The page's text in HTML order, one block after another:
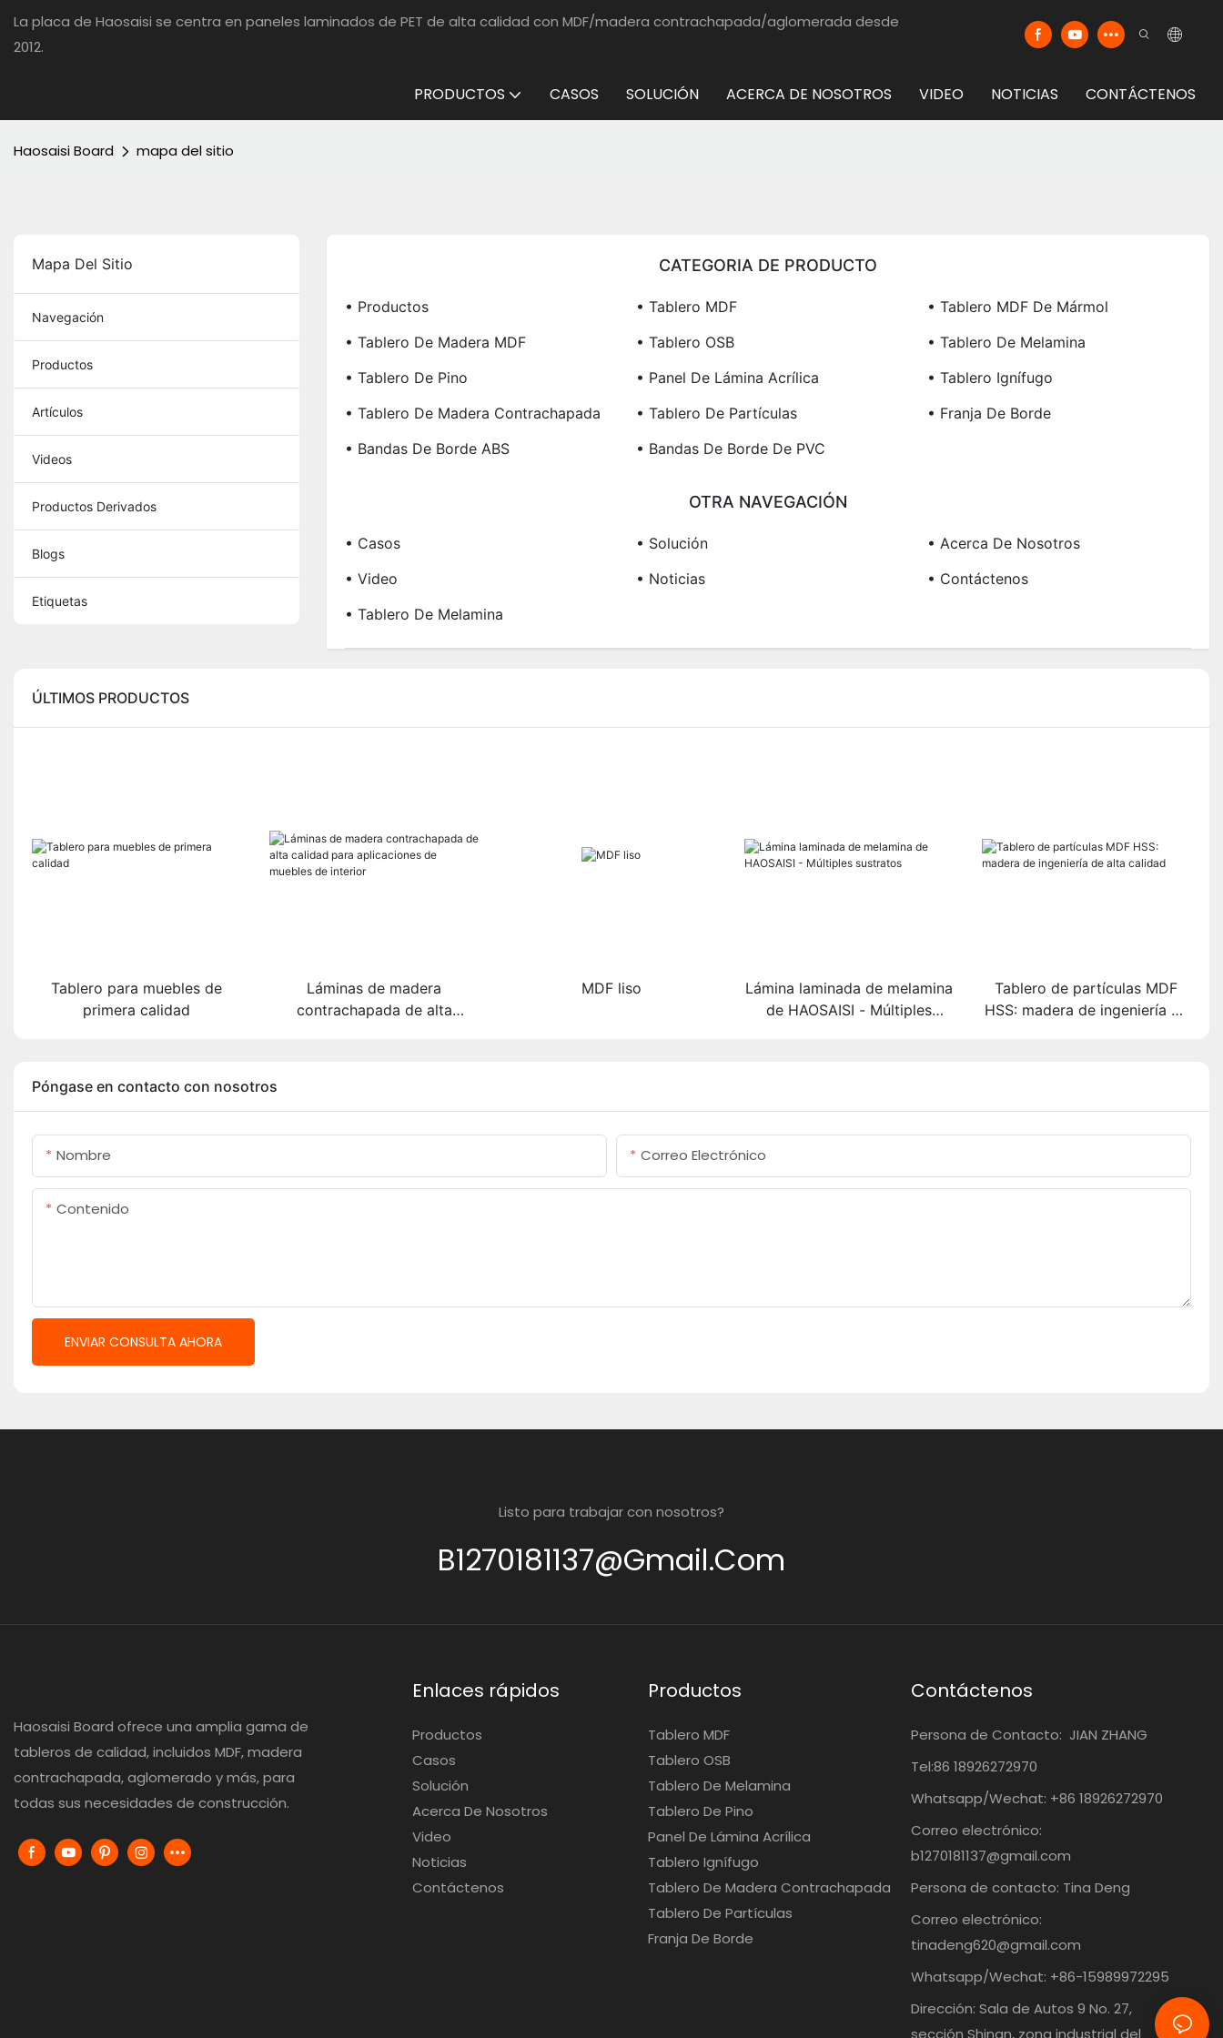
La placa de Haosaisi se centra en paneles laminados de PET de alta calidad con MDF/madera contrachapada/aglomerada desde
2012.
PRODUCTOS CASOS SOLUCIÓN ACERCA DE NOSOTROS VIDEO NOTICIAS CONTÁCTENOS
Haosaisi Board mapa del sitio
Mapa Del Sitio
Navegación
Productos
Artículos
Videos
Productos Derivados
Blogs
Etiquetas
CATEGORIA DE PRODUCTO
• Productos • Tablero MDF
• Tablero MDF De Mármol
• Tablero De Madera MDF
• Tablero OSB
• Tablero De Melamina
• Tablero De Pino
• Panel De Lámina Acrílica
• Tablero Ignífugo
• Tablero De Madera Contrachapada
• Tablero De Partículas
• Franja De Borde
• Bandas De Borde ABS
• Bandas De Borde De PVC
OTRA NAVEGACIÓN
• Casos • Solución
• Acerca De Nosotros
• Video
• Noticias
• Contáctenos
• Tablero De Melamina
ÚLTIMOS PRODUCTOS
Tablero para muebles de
primera calidad
Láminas de madera
contrachapada de alta
MDF liso
Lámina laminada de melamina
de HAOSAISI - Múltiples
Tablero de partículas MDF
HSS: madera de ingeniería de
Póngase en contacto con nosotros
Nombre Correo Electrónico
Contenido
ENVIAR CONSULTA AHORA
Listo para trabajar con nosotros?
B1270181137@gmail.com
Haosaisi Board ofrece una amplia gama de
tableros de calidad, incluidos MDF, madera
contrachapada, aglomerado y más, para
todas sus necesidades de construcción.
Enlaces rápidos
Productos
Casos
Solución
Acerca De Nosotros
Video
Noticias
Contáctenos
Productos
Tablero MDF
Tablero OSB
Tablero De Melamina
Tablero De Pino
Panel De Lámina Acrílica
Tablero Ignífugo
Tablero De Madera Contrachapada
Tablero De Partículas
Franja De Borde
Contáctenos
Persona de Contacto: JIAN ZHANG
Tel:86 18926272970
Whatsapp/Wechat: +86 18926272970
Correo electrónico:
b1270181137@gmail.com
Persona de contacto: Tina Deng
Correo electrónico:
tinadeng620@gmail.com
Whatsapp/Wechat: +86-15989972295
Dirección: Sala de Autos 9 No. 27,
sección Shinan, zona industrial del